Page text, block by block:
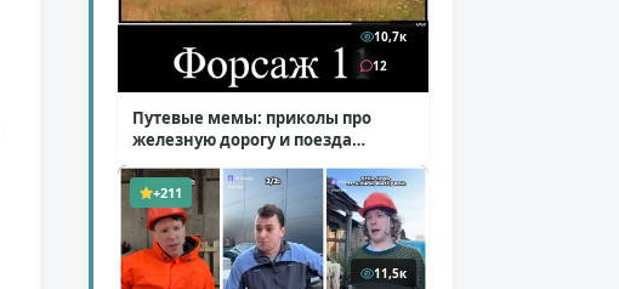
10,7к
12
Путевые мемы: приколы про
железную дорогу и поезда
+211
11,5к